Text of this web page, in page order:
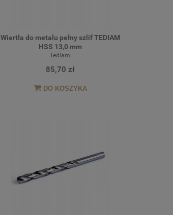
Wiertła do metalu pełny szlif TEDIAM
HSS 13,0 mm
Tediam
85,70 zł
DO KOSZYKA